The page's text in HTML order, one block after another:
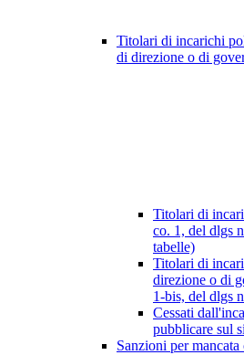
Titolari di incarichi
di direzione o di
Titolari di
co. 1, del dlgs
tabelle)
Titolari di
direzione o di
1-bis, del dlgs
Cessati
pubblicare sul
Sanzioni per